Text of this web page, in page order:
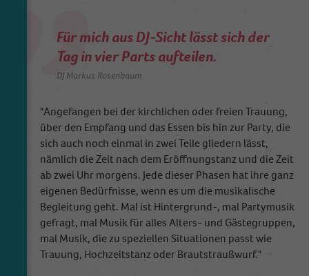
Für mich aus DJ-Sicht lässt sich der
Tag in vier Parts aufteilen.
DJ Markus Rosenbaum
"Angefangen bei der kirchlichen oder freien Trauung,
über den Empfang und das Essen bis hin zur Party, die
sich auch noch einmal in zwei Teile gliedern lässt,
nämlich die Zeit nach dem Eröffnungstanz und die Zeit
ab zwei Uhr morgens. Jede dieser Phasen hat ihre ganz
eigenen Bedürfnisse, wenn es um die musikalische
Begleitung geht. Mal ist Hintergrund-, mal Partymusik
gefragt, mal Musik für alles Alters- und Gästegruppen,
mal Musik, die zu speziellen Situationen passt wie
Trauung, Hochzeitstanz oder Brautstraußwurf."